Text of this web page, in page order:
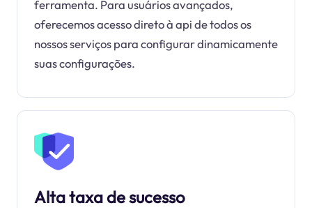
ferramenta. Para usuários avançados,
oferecemos acesso direto à api de todos os
nossos serviços para configurar dinamicamente
suas configurações.
Alta taxa de sucesso